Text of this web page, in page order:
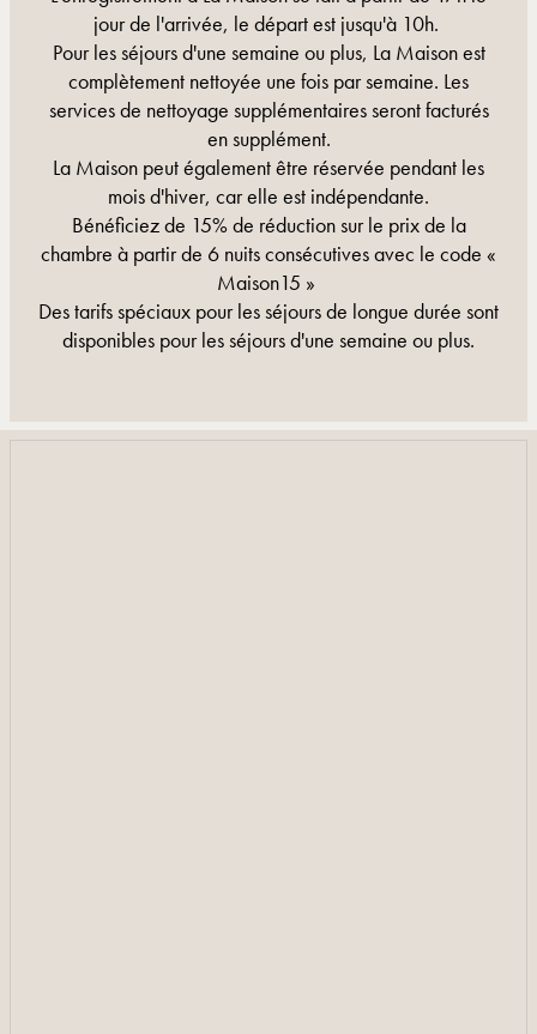
jour de l'arrivée, le départ est jusqu'à 10h.
Pour les séjours d'une semaine ou plus, La Maison est
complètement nettoyée une fois par semaine. Les
services de nettoyage supplémentaires seront facturés
en supplément.
La Maison peut également être réservée pendant les
mois d'hiver, car elle est indépendante.
Bénéficiez de 15% de réduction sur le prix de la
chambre à partir de 6 nuits consécutives avec le code «
Maison15 »
Des tarifs spéciaux pour les séjours de longue durée sont
disponibles pour les séjours d'une semaine ou plus.